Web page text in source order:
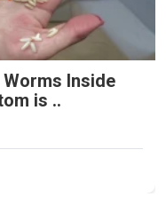
Inside
is ..